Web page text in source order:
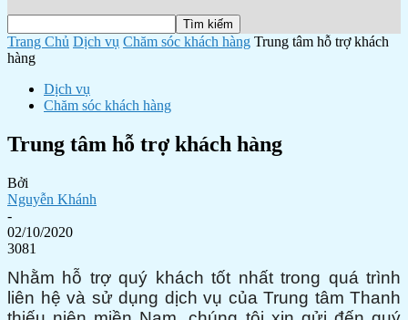
Trang Chủ Dịch vụ Chăm sóc khách hàng Trung tâm hỗ trợ khách
hàng
Dịch vụ
Chăm sóc khách hàng
Trung tâm hỗ trợ khách hàng
Bởi
Nguyễn Khánh
-
02/10/2020
3081
Nhằm hỗ trợ quý khách tốt nhất trong quá trình
liên hệ và sử dụng dịch vụ của Trung tâm Thanh